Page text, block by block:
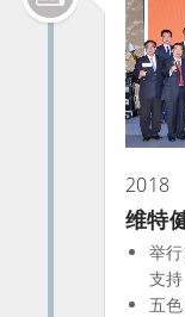
2018
维特
举
支
五